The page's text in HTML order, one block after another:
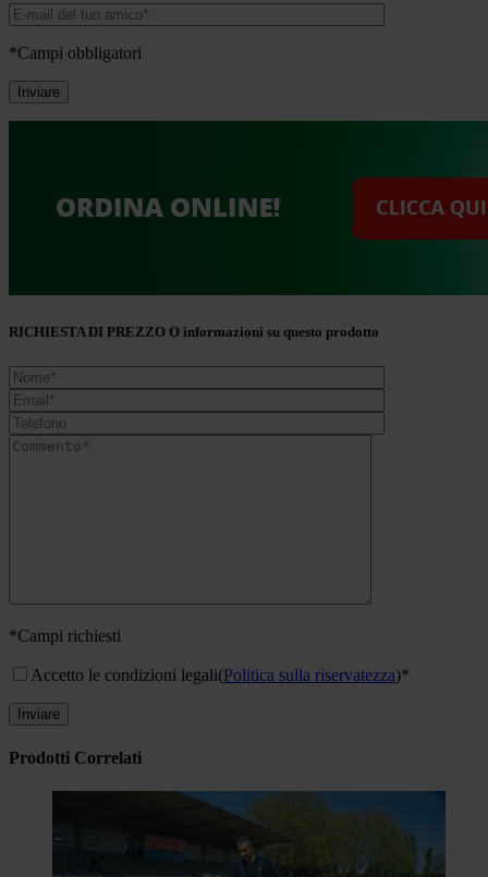
*Campi obbligatori
RICHIESTA DI PREZZO O informazioni su questo prodotto
*Campi richiesti
Accetto le condizioni legali(Politica sulla riservatezza)*
Prodotti Correlati